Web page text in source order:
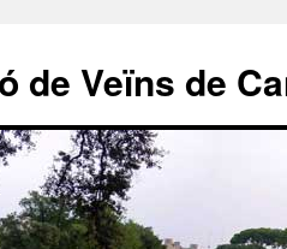
de Veïns de